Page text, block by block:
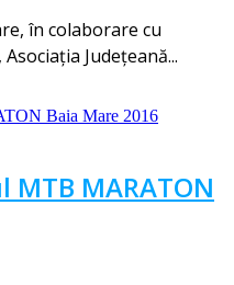
în colaborare cu
Județeană...
MARATON